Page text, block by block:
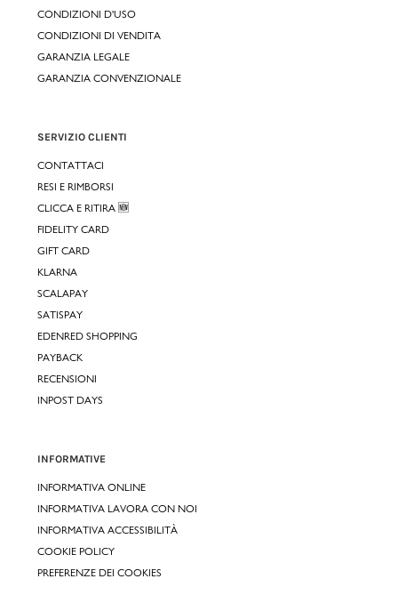
CONDIZIONI D'USO
CONDIZIONI DI VENDITA
GARANZIA LEGALE
GARANZIA CONVENZIONALE
SERVIZIO CLIENTI
CONTATTACI
RESI E RIMBORSI
CLICCA E RITIRA 🆕
FIDELITY CARD
GIFT CARD
KLARNA
SCALAPAY
SATISPAY
EDENRED SHOPPING
PAYBACK
RECENSIONI
INPOST DAYS
INFORMATIVE
INFORMATIVA ONLINE
INFORMATIVA LAVORA CON NOI
INFORMATIVA ACCESSIBILITÀ
COOKIE POLICY
PREFERENZE DEI COOKIES